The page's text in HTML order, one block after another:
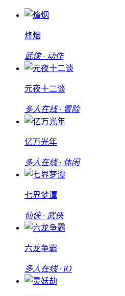
烽烟
武侠 · 动作
元夜十二谈
多人在线 · 冒险
亿万光年
多人在线 · 休闲
七界梦谭
仙侠 · 武侠
六龙争霸
多人在线 · IO